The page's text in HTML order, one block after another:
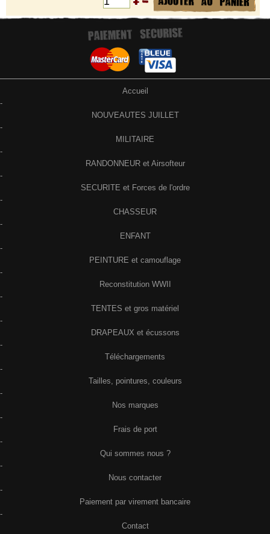
Accueil
-
NOUVEAUTES JUILLET
-
MILITAIRE
-
RANDONNEUR et Airsofteur
-
SECURITE et Forces de l'ordre
-
CHASSEUR
-
ENFANT
-
PEINTURE et camouflage
-
Reconstitution WWII
-
TENTES et gros matériel
-
DRAPEAUX et écussons
-
Téléchargements
-
Tailles, pointures, couleurs
-
Nos marques
-
Frais de port
-
Qui sommes nous ?
-
Nous contacter
-
Paiement par virement bancaire
-
Contact